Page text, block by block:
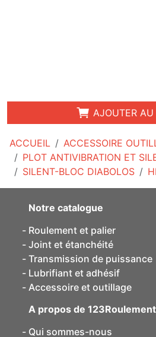
ACCUEIL
ACCESSOIRE
PLOT ANTIVIBRATION ET
SILENT-BLOC DIABOLOS
AJOUTER AU
Notre catalogue
Roulement et palier
Joint et étanchéité
Transmission de puissance
Lubrifiant et adhésif
Accessoire et outillage
A propos de 123Roulement
Qui sommes-nous